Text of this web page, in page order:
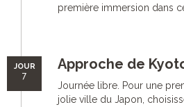
première immersion dans
JOUR
7
Approche de
Journée libre. Pour une
jolie ville du Japon,